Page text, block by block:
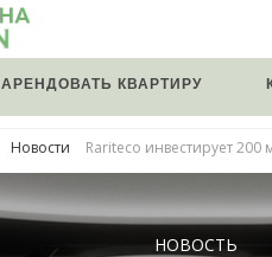
АРЕНДОВАТЬ КВАРТИРУ
Новости Rariteco инвестирует
НОВОСТЬ